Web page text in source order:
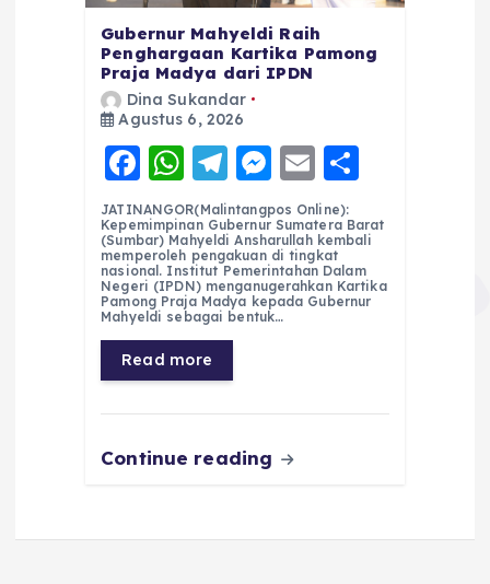
Gubernur Mahyeldi Raih
Penghargaan Kartika Pamong
Praja Madya dari IPDN
Dina Sukandar
Agustus 6, 2026
F
a
c
e
b
o
o
k
W
h
a
ts
A
p
p
T
el
e
g
r
a
m
M
e
ss
e
n
E
m
ai
l
a
re
JATINANGOR(Malintangpos Online):
Kepemimpinan Gubernur Sumatera Barat
(Sumbar) Mahyeldi Ansharullah kembali
memperoleh pengakuan di tingkat
nasional. Institut Pemerintahan Dalam
Negeri (IPDN) menganugerahkan Kartika
Pamong Praja Madya kepada Gubernur
Mahyeldi sebagai bentuk…
Read more
Continue reading